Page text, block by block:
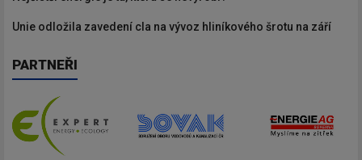
Unie odložila zavedení cla na vývoz hliníkového šrotu na září
PARTNEŘI